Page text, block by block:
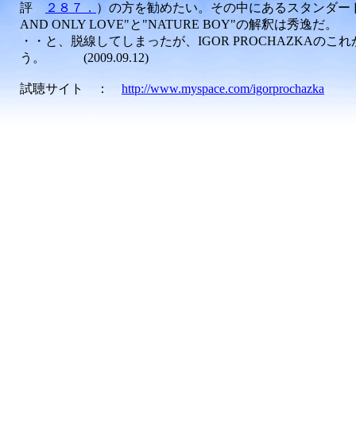
評
２８７． ）の方を勧めたい。その中にあるスタンダ
AND ONLY LOVE"と"NATURE BOY"の解釈は秀逸だ。
・・と、脱線してしまったが、IGOR PROCHAZKAのこ
う。 (2009.09.12)
試聴サイト ： http://www.myspace.com/igorprochazka